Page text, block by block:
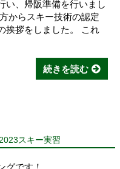
い、帰阪準備を行いまし
からスキー技術の認定
挨拶をしました。 これ
続きを読む
スキー実習